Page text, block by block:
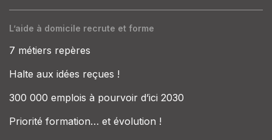
L’aide à domicile recrute et forme
7 métiers repères
Halte aux idées reçues !
300 000 emplois à pourvoir d’ici 2030
Priorité formation… et évolution !